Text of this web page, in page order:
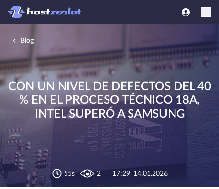
Blog
CON UN NIVEL DE DEFECTOS DEL 40
% EN EL PROCESO TÉCNICO 18A,
INTEL SUPERÓ A SAMSUNG
55s 2 17:29, 14.01.2026